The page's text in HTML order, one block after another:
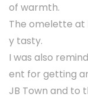
of warmth.
The omelette at
y tasty.
I was also
ent for getting
JB Town and to